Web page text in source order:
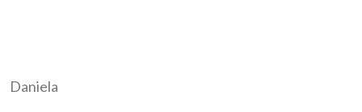
Daniela